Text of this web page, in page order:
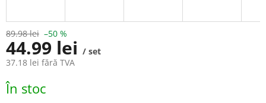
89.98 lei –50 %
44.99 lei / set
37.18 lei fără TVA
Evaluare
preţ:
În stoc